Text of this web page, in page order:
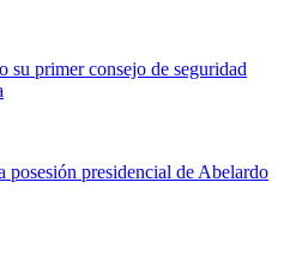
su primer consejo de seguridad
posesión presidencial de Abelardo